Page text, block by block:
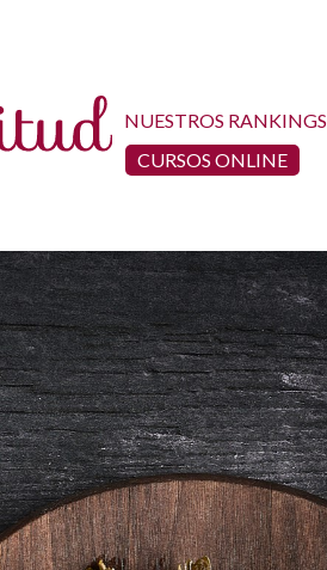
NUESTROS RANKINGS
CURSOS ONLINE